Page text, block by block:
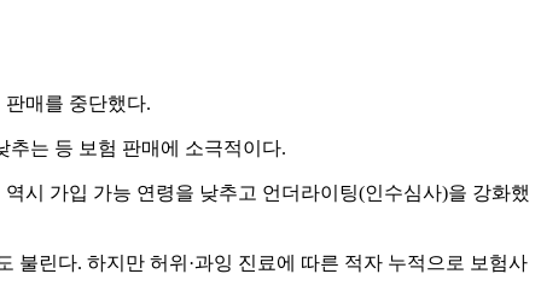
매를 중단했다.
는 등 보험 판매에 소극적이다.
시 가입 가능 연령을 낮추고 언더라이팅(인수심사)을 강화했
불린다. 하지만 허위·과잉 진료에 따른 적자 누적으로 보험사